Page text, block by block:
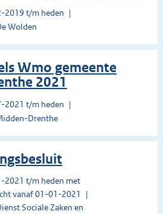
2019 t/m heden
Wolden
Wmo gemeente
2021
2021 t/m heden
Drenthe
2021 t/m heden met
vanaf 01-01-2021
Sociale Zaken en